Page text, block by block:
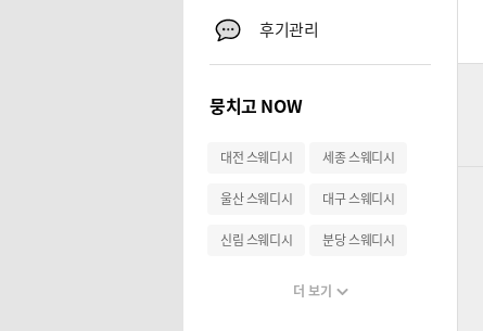
후기관리
뭉치고 NOW
대전 스웨디시 세종 스웨디시
울산 스웨디시 대구 스웨디시
신림 스웨디시 분당 스웨디시
더 보기